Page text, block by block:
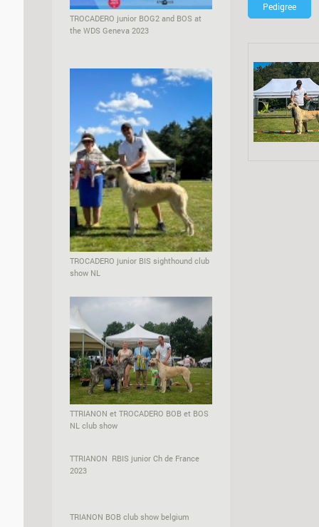
Pedigree
TROCADERO junior BOG2 and BOS at
the WDS Geneva 2023
TROCADERO junior BIS sighthound club
show NL
TTRIANON et TROCADERO BOB et BOS
NL club show
TTRIANON RBIS junior Ch de France
2023
TRIANON BOB club show belgium